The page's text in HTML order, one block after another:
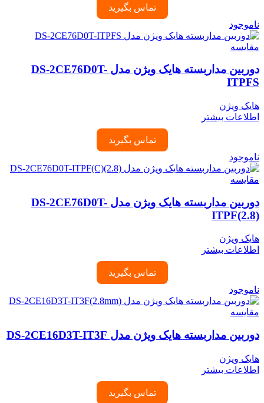
تماس بگیرید
ناموجود
مقایسه
دوربین مداربسته هایک ویژن مدل DS-2CE76D0T-
ITPFS
هایک ویژن
اطلاعات بیشتر
تماس بگیرید
ناموجود
مقایسه
دوربین مداربسته هایک ویژن مدل DS-2CE76D0T-
ITPF(2.8)
هایک ویژن
اطلاعات بیشتر
تماس بگیرید
ناموجود
مقایسه
دوربین مداربسته هایک ویژن مدل DS-2CE16D3T-IT3F
هایک ویژن
اطلاعات بیشتر
تماس بگیرید